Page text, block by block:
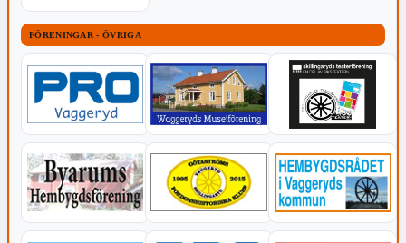
FÖRENINGAR - ÖVRIGA